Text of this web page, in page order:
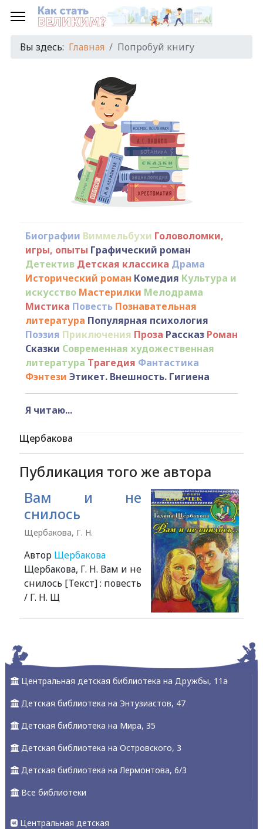
Вы здесь: Главная Попробуй книгу
Биографии Виммельбухи Головоломки,
игры, опыты Графический роман
Детектив Детская классика Драма
Исторический роман Комедия Культура и
искусство Мастерилки Мелодрама
Мистика Повесть Познавательная
литература Популярная психология
Поэзия Приключения Проза Рассказ Роман
Сказки Современная художественная
литература Трагедия Фантастика
Фэнтези Этикет. Внешность. Гигиена
Я читаю...
Щербакова
Публикация того же автора
Вам и не
снилось
Щербакова, Г. Н.
Автор Щербакова
Щербакова, Г. Н. Вам и не
снилось [Текст] : повесть
/ Г. Н. Щ
Центральная детская библиотека на Дружбы, 11а
Детская библиотека на Энтузиастов, 47
Детская библиотека на Мира, 35
Детская библиотека на Островского, 3
Детская библиотека на Лермонтова, 6/3
Все библиотеки
Центральная детская